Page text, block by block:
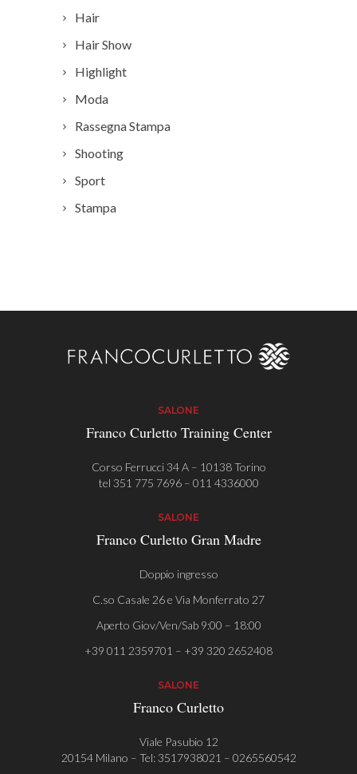
Hair
Hair Show
Highlight
Moda
Rassegna Stampa
Shooting
Sport
Stampa
SALONE
Franco Curletto Training Center
Corso Ferrucci 34 A – 10138 Torino
tel 351 775 7696– 011 4336000
SALONE
Franco Curletto Gran Madre
Doppio ingresso
C.so Casale 26 e Via Monferrato 27
Aperto Giov/Ven/Sab 9:00 – 18:00
+39 011 2359701 – +39 320 2652408
SALONE
Franco Curletto
Viale Pasubio 12
20154 Milano – Tel:3517938021 – 0265560542